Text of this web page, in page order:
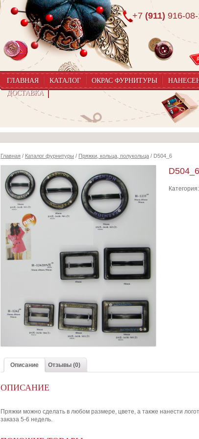
+7 (911) 916-
ГЛАВНАЯ КАТАЛОГ ОКРАС ФУРНИТУРЫ
ДОСТАВКА
Главная / Каталог фурнитуры / Пряжки, кольца, полукольца / D504_6
D504_6
Категория:
Описание Отзывы (0)
ОПИСАНИЕ
Пряжки можно сделать в любом размере, цвете, а также нанести
заказа 5-6 недель.